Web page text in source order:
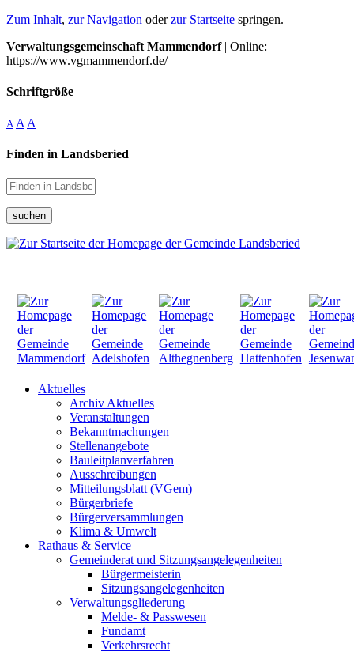
Zum Inhalt, zur Navigation oderzur Startseite springen.
Verwaltungsgemeinschaft Mammendorf| Online:
https://www.vgmammendorf.de/
Schriftgröße
A A A
Finden in Landsberied
suchen
Aktuelles
Archiv Aktuelles
Veranstaltungen
Bekanntmachungen
Stellenangebote
Bauleitplanverfahren
Ausschreibungen
Mitteilungsblatt (VGem)
Bürgerbriefe
Bürgerversammlungen
Klima & Umwelt
Rathaus & Service
Gemeinderat und Sitzungsangelegenheiten
Bürgermeisterin
Sitzungsangelegenheiten
Verwaltungsgliederung
Melde- & Passwesen
Fundamt
Verkehrsrecht